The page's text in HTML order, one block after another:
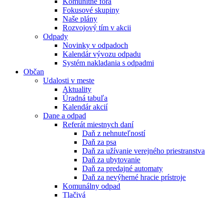
Fokusové skupiny
Naše plány
Rozvojový tím v akcii
Odpady
Novinky v odpadoch
Kalendár vývozu odpadu
Systém nakladania s odpadmi
Občan
Udalosti v meste
Aktuality
Úradná tabuľa
Kalendár akcií
Dane a odpad
Referát miestnych daní
Daň z nehnuteľností
Daň za psa
Daň za užívanie verejného priestranstva
Daň za ubytovanie
Daň za predajné automaty
Daň za nevýherné hracie prístroje
Komunálny odpad
Tlačivá